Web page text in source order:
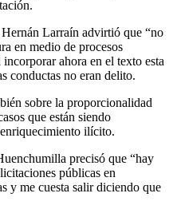
Larraín advirtió que “no
en medio de procesos
ahora en el texto esta
conductas no eran delito.
sobre la proporcionalidad
que están siendo
ilícito.
precisó que “hay
públicas en
y me cuesta salir diciendo que